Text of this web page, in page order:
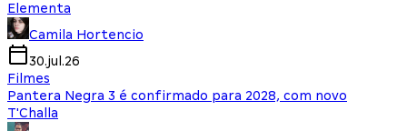
Elementa
Camila Hortencio
30.jul.26
Filmes
Pantera Negra 3 é confirmado para 2028, com novo
T'Challa